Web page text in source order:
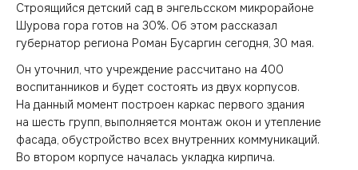
Строящийся детский сад в энгельсском микрорайоне
Шурова гора готов на 30%. Об этом рассказал
губернатор региона Роман Бусаргин сегодня, 30 мая.
Он уточнил, что учреждение рассчитано на 400
воспитанников и будет состоять из двух корпусов.
На данный момент построен каркас первого здания
на шесть групп, выполняется монтаж окон и утепление
фасада, обустройство всех внутренних коммуникаций.
Во втором корпусе началась укладка кирпича.